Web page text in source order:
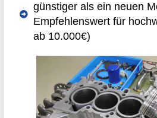
günstiger als ein neuen
Empfehlenswert für
ab 10.000€)